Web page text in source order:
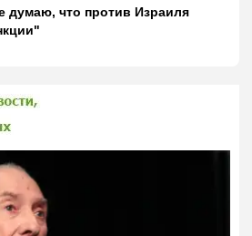
думаю, что против Израиля